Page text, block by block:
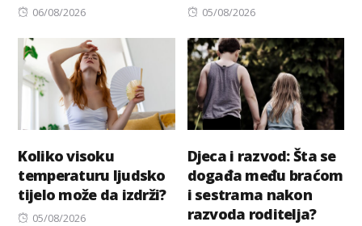
Posted
06/08/2026
Posted
05/08/2026
Koliko visoku
temperaturu ljudsko
tijelo može da izdrži?
Posted
05/08/2026
Djeca i razvod: Šta se
događa među braćom
i sestrama nakon
razvoda roditelja?